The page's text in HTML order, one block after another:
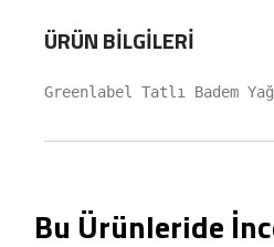
ÜRÜN BILGILERI
Greenlabel Tatlı Badem
Bu Ürünleride